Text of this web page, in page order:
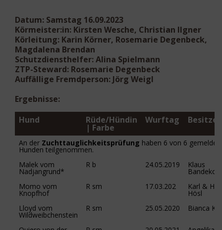
Datum: Samstag 16.09.2023
Körmeister:in: Kirsten Wesche, Christian Ilgner
Körleitung: Karin Körner, Rosemarie Degenbeck,
Magdalena Brendan
Schutzdiensthelfer: Alina Spielmann
ZTP-Steward: Rosemarie Degenbeck
Auffällige Fremdperson: Jörg Weigl
Ergebnisse:
Hund
Rüde/Hündin
| Farbe
Wurftag
An der Zuchttauglichkeitsprüfung haben 6 von 6
Hunden teilgenommen.
Malek vom
Nadjangrund*
R b 24.05.2019 Klaus
Bandekow
Momo vom
Knopfhof
R sm 17.03.202 Karl &
Hösl
Lloyd vom
Wildweibchenstein
R sm 25.05.2020 Bianca